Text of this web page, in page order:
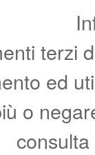
terzi
ed
o